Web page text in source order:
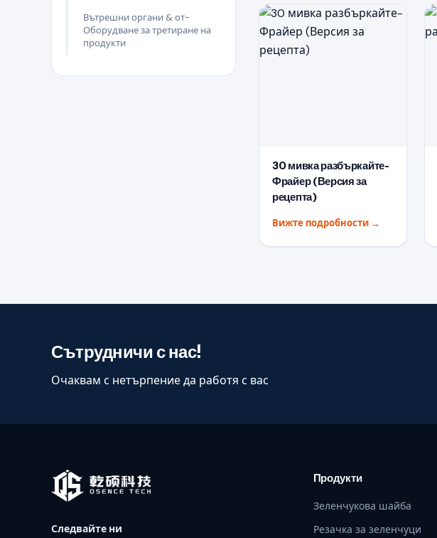
Вътрешни органи & от-
Оборудване за третиране на
продукти
30 мивка разбъркайте-
Фрайер (Версия за
рецепта)
Вижте подробности →
Сътрудничи с нас!
Очаквам с нетърпение да работя с вас
Следвайте ни
Продукти
Зеленчукова шайба
Резачка за зеленчуци